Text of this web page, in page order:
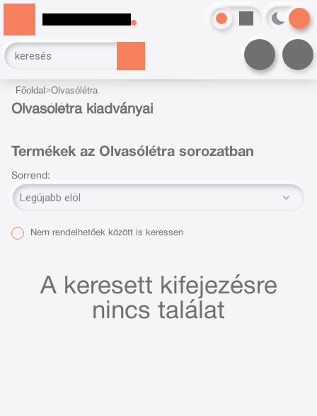
Főoldal Olvasólétra
Olvasólétra kiadványai
Termékek az Olvasólétra sorozatban
Sorrend:
Nem rendelhetőek között is keressen
A keresett kifejezésre
nincs találat